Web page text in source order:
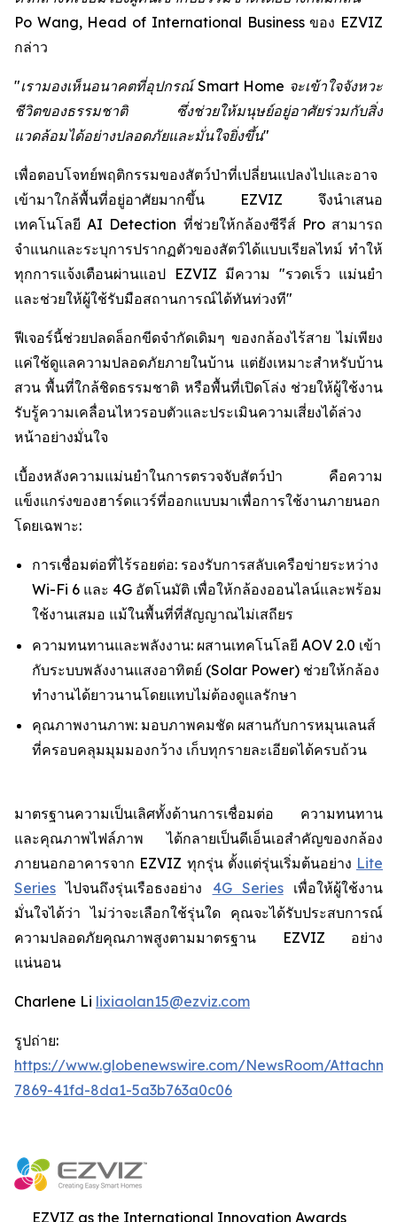
Po Wang, Head of International Business ของ EZVIZ
กล่าว
"เรามองเห็นอนาคตที่อุปกรณ์ Smart Home จะเข้าใจจังหวะ
ชีวิตของธรรมชาติ ซึ่งช่วยให้มนุษย์อยู่อาศัยร่วมกับสิ่ง
แวดล้อมได้อย่างปลอดภัยและมั่นใจยิ่งขึ้น"
เพื่อตอบโจทย์พฤติกรรมของสัตว์ป่าที่เปลี่ยนแปลงไปและอาจ
เข้ามาใกล้พื้นที่อยู่อาศัยมากขึ้น EZVIZ จึงนำเสนอ
เทคโนโลยี AI Detection ที่ช่วยให้กล้องซีรีส์ Pro สามารถ
จำแนกและระบุการปรากฏตัวของสัตว์ได้แบบเรียลไทม์ ทำให้
ทุกการแจ้งเตือนผ่านแอป EZVIZ มีความ "รวดเร็ว แม่นยำ
และช่วยให้ผู้ใช้รับมือสถานการณ์ได้ทันท่วงที"
ฟีเจอร์นี้ช่วยปลดล็อกขีดจำกัดเดิมๆ ของกล้องไร้สาย ไม่เพียง
แค่ใช้ดูแลความปลอดภัยภายในบ้าน แต่ยังเหมาะสำหรับบ้าน
สวน พื้นที่ใกล้ชิดธรรมชาติ หรือพื้นที่เปิดโล่ง ช่วยให้ผู้ใช้งาน
รับรู้ความเคลื่อนไหวรอบตัวและประเมินความเสี่ยงได้ล่วง
หน้าอย่างมั่นใจ
เบื้องหลังความแม่นยำในการตรวจจับสัตว์ป่า คือความ
แข็งแกร่งของฮาร์ดแวร์ที่ออกแบบมาเพื่อการใช้งานภายนอก
โดยเฉพาะ:
การเชื่อมต่อที่ไร้รอยต่อ: รองรับการสลับเครือข่ายระหว่าง
Wi-Fi 6 และ 4G อัตโนมัติ เพื่อให้กล้องออนไลน์และพร้อม
ใช้งานเสมอ แม้ในพื้นที่ที่สัญญาณไม่เสถียร
ความทนทานและพลังงาน: ผสานเทคโนโลยี AOV 2.0 เข้า
กับระบบพลังงานแสงอาทิตย์ (Solar Power) ช่วยให้กล้อง
ทำงานได้ยาวนานโดยแทบไม่ต้องดูแลรักษา
คุณภาพงานภาพ: มอบภาพคมชัด ผสานกับการหมุนเลนส์
ที่ครอบคลุมมุมมองกว้าง เก็บทุกรายละเอียดได้ครบถ้วน
มาตรฐานความเป็นเลิศทั้งด้านการเชื่อมต่อ ความทนทาน
และคุณภาพไฟล์ภาพ ได้กลายเป็นดีเอ็นเอสำคัญของกล้อง
ภายนอกอาคารจาก EZVIZ ทุกรุ่น ตั้งแต่รุ่นเริ่มต้นอย่าง Lite
Series ไปจนถึงรุ่นเรือธงอย่าง 4G Seriesเพื่อให้ผู้ใช้งาน
มั่นใจได้ว่า ไม่ว่าจะเลือกใช้รุ่นใด คุณจะได้รับประสบการณ์
ความปลอดภัยคุณภาพสูงตามมาตรฐาน EZVIZ อย่าง
แน่นอน
Charlene Li lixiaolan15@ezviz.com
รูปถ่าย:
https://www.globenewswire.com/NewsRoom/
7869-41fd-8da1-5a3b763a0c06
EZVIZ as the International Innovation Awards